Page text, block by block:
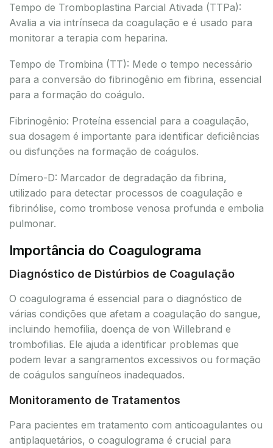
Tempo de Tromboplastina Parcial Ativada (TTPa):
Avalia a via intrínseca da coagulação e é usado para
monitorar a terapia com heparina.
Tempo de Trombina (TT): Mede o tempo necessário
para a conversão do fibrinogênio em fibrina, essencial
para a formação do coágulo.
Fibrinogênio: Proteína essencial para a coagulação,
sua dosagem é importante para identificar deficiências
ou disfunções na formação de coágulos.
Dímero-D: Marcador de degradação da fibrina,
utilizado para detectar processos de coagulação e
fibrinólise, como trombose venosa profunda e embolia
pulmonar.
Importância do Coagulograma
Diagnóstico de Distúrbios de Coagulação
O coagulograma é essencial para o diagnóstico de
várias condições que afetam a coagulação do sangue,
incluindo hemofilia, doença de von Willebrand e
trombofilias. Ele ajuda a identificar problemas que
podem levar a sangramentos excessivos ou formação
de coágulos sanguíneos inadequados.
Monitoramento de Tratamentos
Para pacientes em tratamento com anticoagulantes ou
antiplaquetários, o coagulograma é crucial para